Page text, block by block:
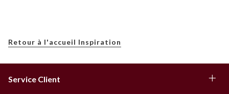
Retour à l'accueil Inspiration
Service Client